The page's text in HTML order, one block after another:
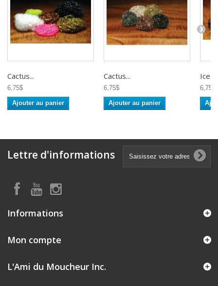
Cactus...
6,75$
Ajouter au panier
Cactus...
6,75$
Ajouter au panier
Ice...
6,75$
Lettre d'informations
Informations
Mon compte
L'Ami du Moucheur Inc.